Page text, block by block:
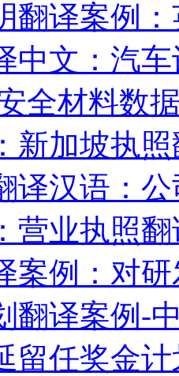
翻译案例
中文：汽
全材料数
新加坡执
译汉语：
营业执照翻
案例：对
翻译案例-
留任奖金计